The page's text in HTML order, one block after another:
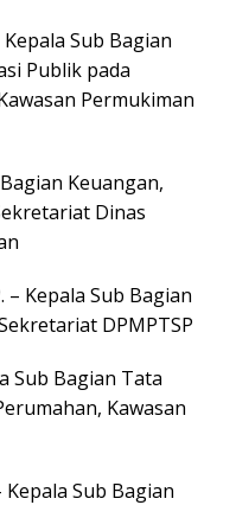
Kepala Sub Bagian
Publik pada
Permukiman
Keuangan,
Dinas
– Kepala Sub Bagian
DPMPTSP
Sub Bagian Tata
Kawasan
Kepala Sub Bagian